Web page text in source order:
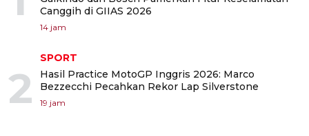
Canggih di GIIAS 2026
14 jam
2
SPORT
Hasil Practice MotoGP Inggris 2026: Marco
Bezzecchi Pecahkan Rekor Lap Silverstone
19 jam